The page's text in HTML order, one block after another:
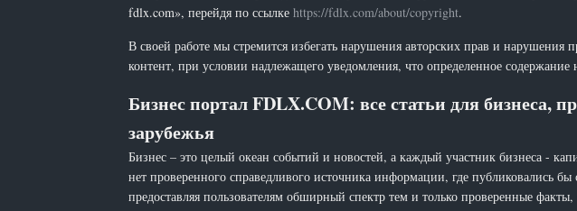
fdlx.com», перейдя по ссылке https://fdlx.com/about/copyright.
В своей работе мы стремится избегать нарушения авторских прав и нарушения
контент, при условии надлежащего уведомления, что определенное
Бизнес портал FDLX.COM: все статьи для бизнеса,
зарубежья
Бизнес – это целый океан событий и новостей, а каждый участник бизнеса -
нет проверенного справедливого источника информации, где публиковались бы
предоставляя пользователям обширный спектр тем и только проверенные